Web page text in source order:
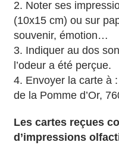
2. Noter ses
(10x15 cm) ou sur
souvenir, émotion…
3. Indiquer au dos
l’odeur a été perçue.
4. Envoyer la carte à
de la Pomme d’Or,
Les cartes reçues
d’impressions